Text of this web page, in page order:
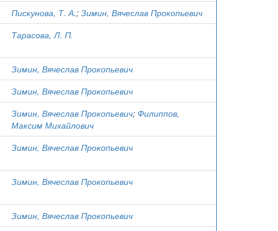
Пискунова, Т. А.; Зимин, Вячеслав Прокопьевич
Тарасова, Л. П.
Зимин, Вячеслав Прокопьевич
Зимин, Вячеслав Прокопьевич
Зимин, Вячеслав Прокопьевич; Филиппов,
Максим Михайлович
Зимин, Вячеслав Прокопьевич
Зимин, Вячеслав Прокопьевич
Зимин, Вячеслав Прокопьевич